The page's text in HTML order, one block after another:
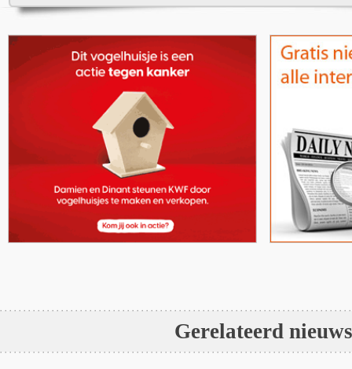
Gerelateerd nieuws